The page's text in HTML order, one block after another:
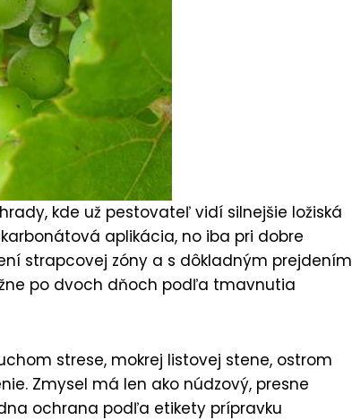
kde už pestovateľ vidí silnejšie ložiská
aplikácia, no iba pri dobre
strapcovej zóny a s dôkladným prejdením
po dvoch dňoch podľa tmavnutia
strese, mokrej listovej stene, ostrom
Zmysel má len ako núdzový, presne
ochrana podľa etikety prípravku